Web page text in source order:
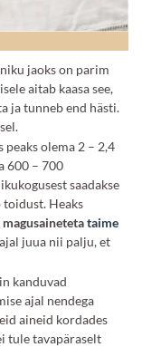
jaoks on parim
aitab kaasa see,
ja tunneb end hästi.
peaks olema 2 – 2,4
600 – 700
saadakse
Heaks
magusainetetataime
juua nii palju, et
kanduvad
ajal nendega
aineid kordades
tule tavapäraselt